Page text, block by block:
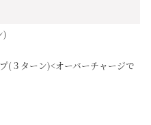
)
(３ターン)<オーバーチャージで